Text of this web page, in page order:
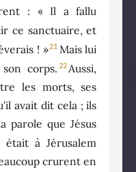
: « Il a fallu
ce sanctuaire, et
! »21 Mais lui
corps. 22 Aussi,
les morts, ses
avait dit cela ; ils
parole que Jésus
était à Jérusalem
crurent en